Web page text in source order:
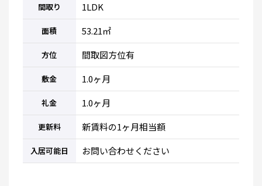
間取り 1LDK
面積 53.21㎡
方位 間取図方位有
敷金 1.0ヶ月
礼金 1.0ヶ月
更新料 新賃料の1ヶ月相当額
入居可能日 お問い合わせください